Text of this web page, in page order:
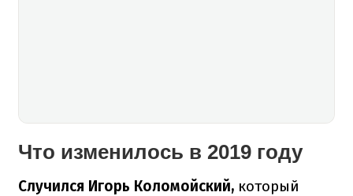
Что изменилось в 2019 году
Случился Игорь Коломойский, который